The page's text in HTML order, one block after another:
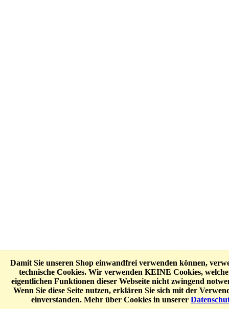
Damit Sie unseren Shop einwandfrei verwenden können,
technische Cookies. Wir verwenden KEINE Cookies,
eigentlichen Funktionen dieser Webseite nicht zwingend
Wenn Sie diese Seite nutzen, erklären Sie sich mit der
einverstanden. Mehr über Cookies in unserer